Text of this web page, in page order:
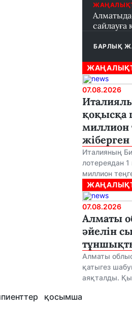
қосымша
сайлауға
БАРЛЫҚ
07.08.2026
қоқысқа
миллион
жіберген
Италияның
лотереядан
миллион
07.08.2026
Алматы
әйелін
Алматы
қатыгез
аяқталды.